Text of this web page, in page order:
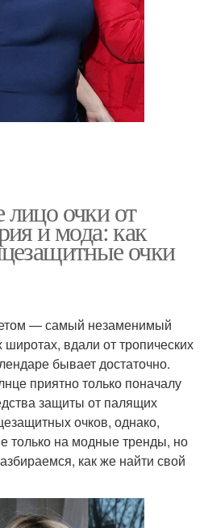
очки от
и мода: как
очки
— самый незаменимый
вдали от тропических
бывает достаточно.
приятно только поначалу
защиты от палящих
очков, однако,
только на модные тренды, но
как же найти свой